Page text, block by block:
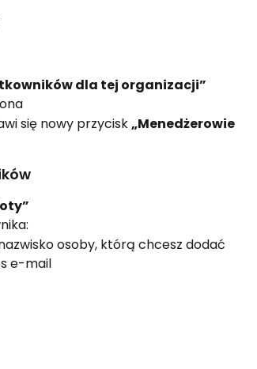
dla tej organizacji”
się nowy przycisk „Menedżerowie
osoby, którą chcesz dodać
e-mail